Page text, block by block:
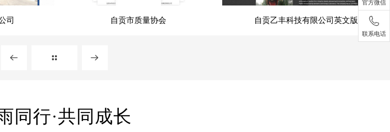
司 自贡市质量协会 自贡乙丰科技有限公司英文版
同行·共同成长
官方微信
联系电话